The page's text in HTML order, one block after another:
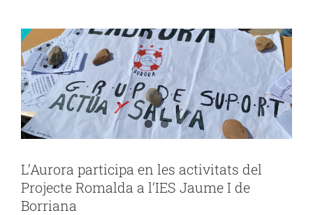
L’Aurora participa en les activitats del
Projecte Romalda a l’IES Jaume I de
Borriana